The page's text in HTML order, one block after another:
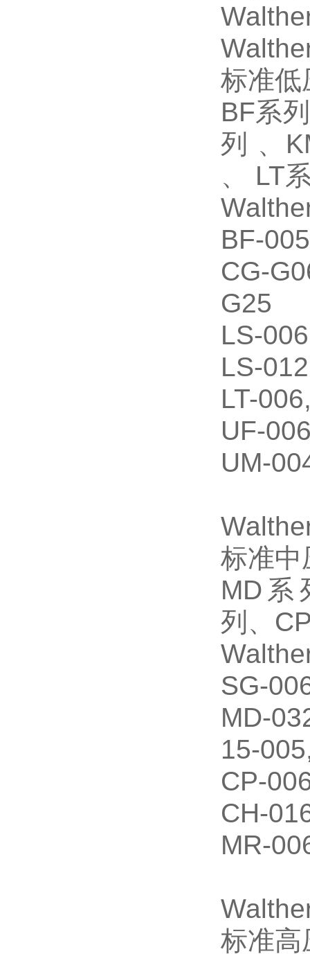
标准低
BF系
列 、
、 LT
BF-
CG-
G25
LS-
LS-
LT-
UF-
UM-
标准中
MD系
列、
SG-
MD-
15-
CP-
CH-
MR-
标准高